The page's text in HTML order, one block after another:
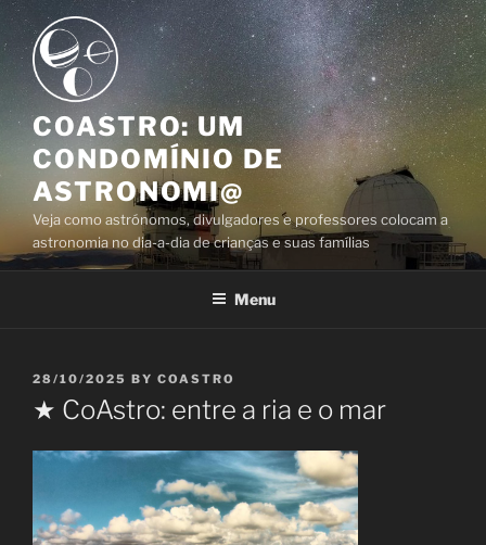
Skip
content
COASTRO: UM
CONDOMÍNIO DE
ASTRONOMI@
Veja como astrónomos, divulgadores e professores colocam a
astronomia no dia-a-dia de crianças e suas famílias
Menu
POSTED
ON
28/10/2025 BY COASTRO
★ CoAstro: entre a ria e o mar